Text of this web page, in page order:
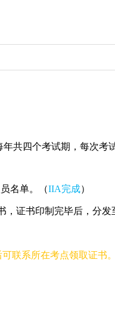
共四个考试期，每次考
名单。（IIA完成）
，证书印制完毕后，分发
联系所在考点领取证书。